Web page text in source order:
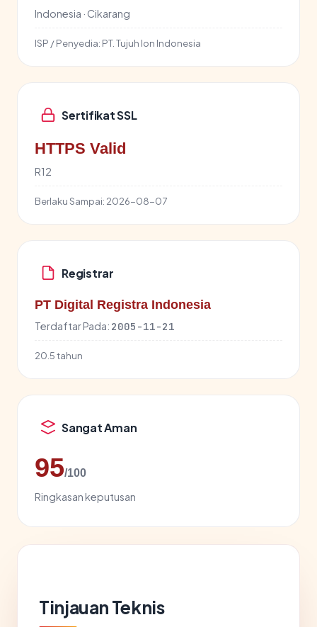
Indonesia · Cikarang
ISP / Penyedia: PT. Tujuh Ion Indonesia
Sertifikat SSL
HTTPS Valid
R12
Berlaku Sampai: 2026-08-07
Registrar
PT Digital Registra Indonesia
Terdaftar Pada: 2005-11-21
20.5 tahun
Sangat Aman
95/100
Ringkasan keputusan
Tinjauan Teknis